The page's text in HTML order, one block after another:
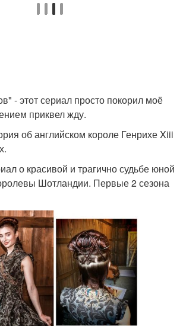
- этот сериал просто покорил моё
приквел жду.
об английском короле Генрихе Xiii
о красивой и трагично судьбе юной
Шотландии. Первые 2 сезона